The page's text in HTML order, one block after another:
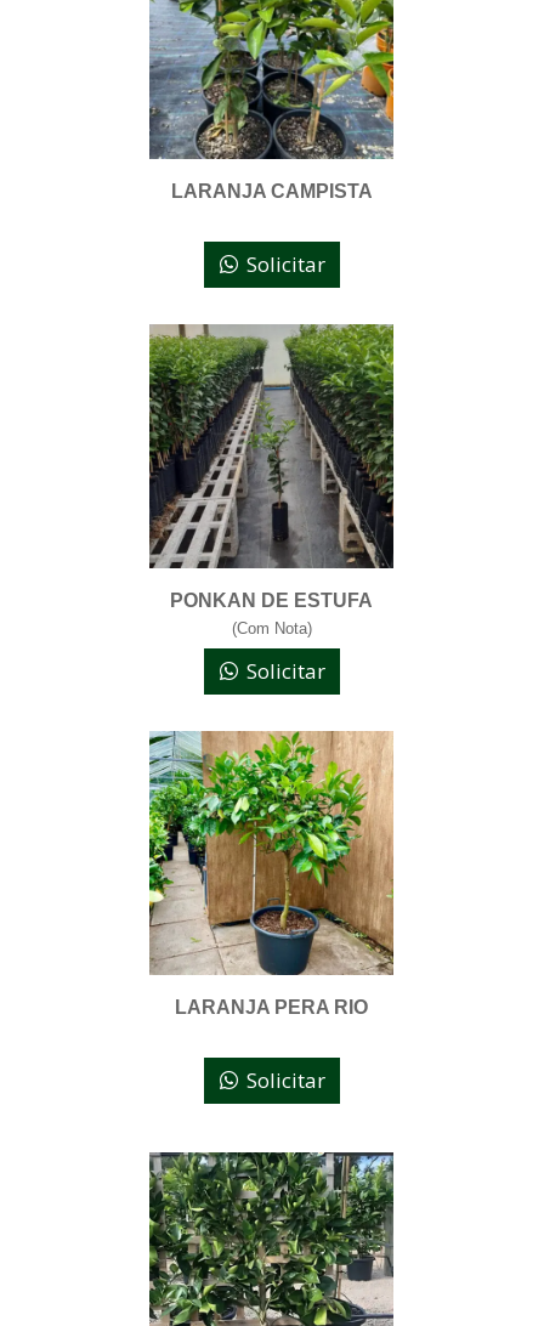
LARANJA CAMPISTA
Solicitar
PONKAN DE ESTUFA
(Com Nota)
Solicitar
LARANJA PERA RIO
Solicitar